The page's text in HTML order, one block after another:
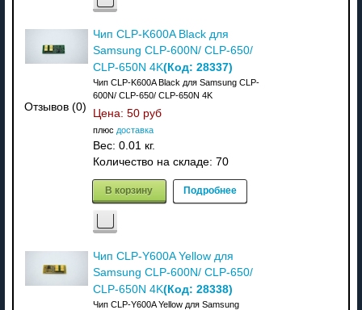
Отзывов (0)
Чип CLP-K600A Black для
Samsung CLP-600N/ CLP-650/
CLP-650N 4K(Код: 28337)
Чип CLP-K600A Black для Samsung CLP-
600N/ CLP-650/ CLP-650N 4K
Цена: 50 руб
плюс доставка
Вес: 0.01 кг.
Количество на складе: 70
В корзину Подробнее
Чип CLP-Y600A Yellow для
Samsung CLP-600N/ CLP-650/
CLP-650N 4K(Код: 28338)
Чип CLP-Y600A Yellow для Samsung